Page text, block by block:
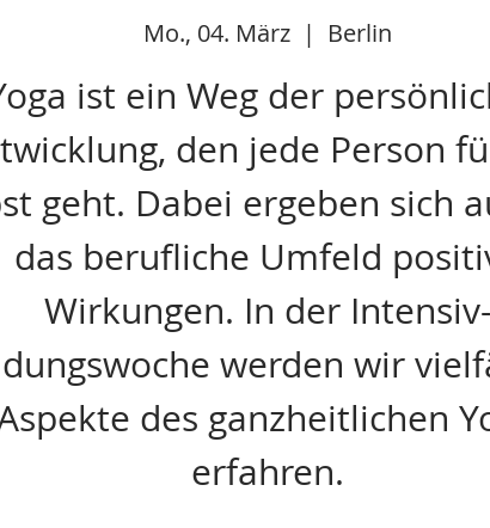
Mo., 04. März
  |
Berlin
ist ein Weg der
den jede Person
geht. Dabei ergeben sich
das berufliche Umfeld
Wirkungen. In der Intensiv-
werden wir
des ganzheitlichen
erfahren.